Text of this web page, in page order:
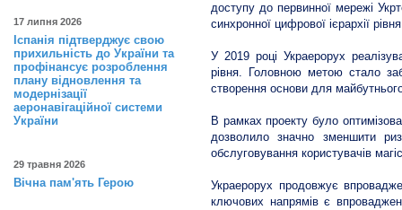
17 липня 2026
Іспанія підтверджує свою
прихильність до України та
профінансує розроблення
плану відновлення та
модернізації
аеронавігаційної системи
України
29 травня 2026
Вічна пам'ять Герою
доступу до первинної мережі
синхронної цифрової ієрархії
У 2019 році Украерорух
рівня. Головною метою стало
створення основи для
В рамках проекту було
дозволило значно зменшити
обслуговування користувачів
Украерорух продовжує
ключових напрямів є